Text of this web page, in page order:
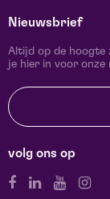
Nieuwsbrief
Altijd op de hoogte
je hier in voor onze
volg ons op